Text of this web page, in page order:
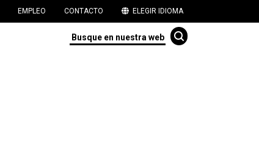
EMPLEO CONTACTO ELEGIR IDIOMA